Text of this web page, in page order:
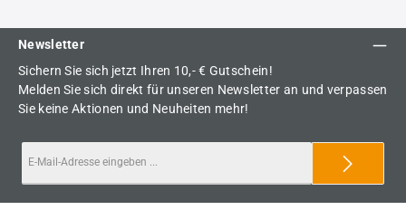
Newsletter
Sichern Sie sich jetzt Ihren 10,- € Gutschein!
Melden Sie sich direkt für unseren Newsletter an und verpassen
Sie keine Aktionen und Neuheiten mehr!